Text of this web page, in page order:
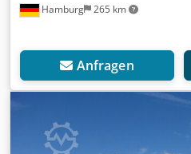
Hamburg 265 km
Anfragen